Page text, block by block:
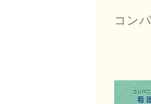
コン